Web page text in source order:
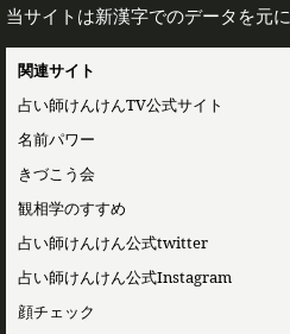
当サイトは新漢字でのデータを元
関連サイト
占い師けんけんTV公式サイト
名前パワー
きづこう会
観相学のすすめ
占い師けんけん公式twitter
占い師けんけん公式Instagram
顔チェック